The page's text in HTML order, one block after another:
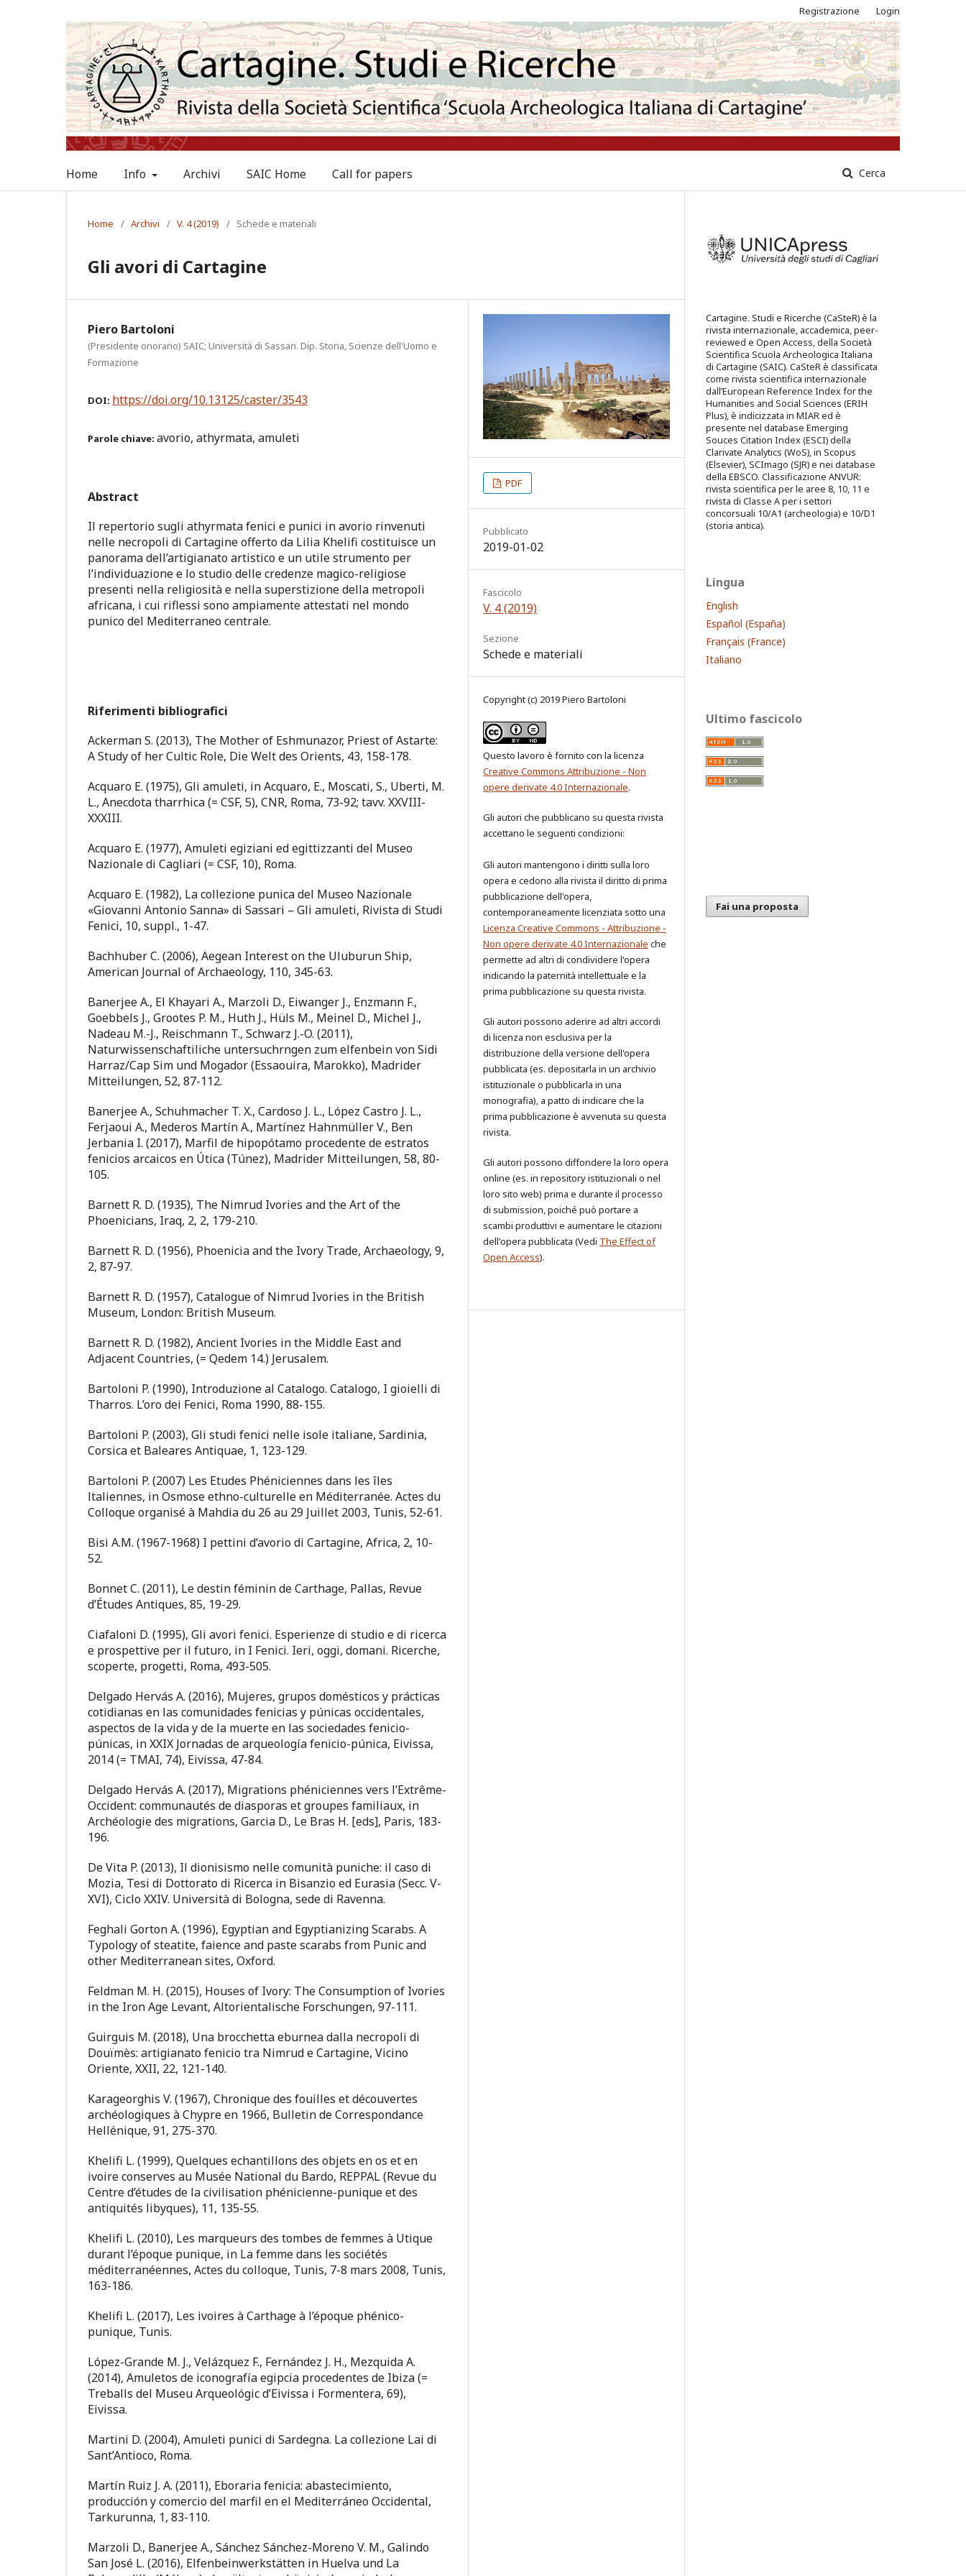
Home Info Archivi SAIC Home Call for papers Cerca
Registrazione Login
Home / Archivi / V. 4 (2019) / Schede e materiali
Gli avori di Cartagine
Piero Bartoloni
(Presidente onorario) SAIC; Università di Sassari. Dip. Storia, Scienze dell'Uomo e
Formazione
DOI: https://doi.org/10.13125/caster/3543
Parole chiave: avorio, athyrmata, amuleti
Abstract
Il repertorio sugli athyrmata fenici e punici in avorio rinvenuti
nelle necropoli di Cartagine offerto da Lilia Khelifi costituisce un
panorama dell’artigianato artistico e un utile strumento per
l’individuazione e lo studio delle credenze magico-religiose
presenti nella religiosità e nella superstizione della metropoli
africana, i cui riflessi sono ampiamente attestati nel mondo
punico del Mediterraneo centrale.
Riferimenti bibliografici
Ackerman S. (2013), The Mother of Eshmunazor, Priest of Astarte:
A Study of her Cultic Role, Die Welt des Orients, 43, 158-178.
Acquaro E. (1975), Gli amuleti, in Acquaro, E., Moscati, S., Uberti, M.
L., Anecdota tharrhica (= CSF, 5), CNR, Roma, 73-92; tavv. XXVIII-
XXXIII.
Acquaro E. (1977), Amuleti egiziani ed egittizzanti del Museo
Nazionale di Cagliari (= CSF, 10), Roma.
Acquaro E. (1982), La collezione punica del Museo Nazionale
«Giovanni Antonio Sanna» di Sassari – Gli amuleti, Rivista di Studi
Fenici, 10, suppl., 1-47.
Bachhuber C. (2006), Aegean Interest on the Uluburun Ship,
American Journal of Archaeology, 110, 345-63.
Banerjee A., El Khayari A., Marzoli D., Eiwanger J., Enzmann F.,
Goebbels J., Grootes P. M., Huth J., Hüls M., Meinel D., Michel J.,
Nadeau M.-J., Reischmann T., Schwarz J.-O. (2011),
Naturwissenschaftiliche untersuchrngen zum elfenbein von Sidi
Harraz/Cap Sim und Mogador (Essaouira, Marokko), Madrider
Mitteilungen, 52, 87-112.
Banerjee A., Schuhmacher T. X., Cardoso J. L., López Castro J. L.,
Ferjaoui A., Mederos Martín A., Martínez Hahnmüller V., Ben
Jerbania I. (2017), Marfil de hipopótamo procedente de estratos
fenicios arcaicos en Útica (Túnez), Madrider Mitteilungen, 58, 80-
105.
Barnett R. D. (1935), The Nimrud Ivories and the Art of the
Phoenicians, Iraq, 2, 2, 179-210.
Barnett R. D. (1956), Phoenicia and the Ivory Trade, Archaeology, 9,
2, 87-97.
Barnett R. D. (1957), Catalogue of Nimrud Ivories in the British
Museum, London: British Museum.
Barnett R. D. (1982), Ancient Ivories in the Middle East and
Adjacent Countries, (= Qedem 14.) Jerusalem.
Bartoloni P. (1990), Introduzione al Catalogo. Catalogo, I gioielli di
Tharros. L’oro dei Fenici, Roma 1990, 88-155.
Bartoloni P. (2003), Gli studi fenici nelle isole italiane, Sardinia,
Corsica et Baleares Antiquae, 1, 123-129.
Bartoloni P. (2007) Les Etudes Phéniciennes dans les îles
ltaliennes, in Osmose ethno-culturelle en Méditerranée. Actes du
Colloque organisé à Mahdia du 26 au 29 Juillet 2003, Tunis, 52-61.
Bisi A.M. (1967-1968) I pettini d’avorio di Cartagine, Africa, 2, 10-
52.
Bonnet C. (2011), Le destin féminin de Carthage, Pallas, Revue
d’Études Antiques, 85, 19-29.
Ciafaloni D. (1995), Gli avori fenici. Esperienze di studio e di ricerca
e prospettive per il futuro, in I Fenici. Ieri, oggi, domani. Ricerche,
scoperte, progetti, Roma, 493-505.
Delgado Hervás A. (2016), Mujeres, grupos domésticos y prácticas
cotidianas en las comunidades fenicias y púnicas occidentales,
aspectos de la vida y de la muerte en las sociedades fenicio-
púnicas, in XXIX Jornadas de arqueología fenicio-púnica, Eivissa,
2014 (= TMAI, 74), Eivissa, 47-84.
Delgado Hervás A. (2017), Migrations phéniciennes vers l’Extrême-
Occident: communautés de diasporas et groupes familiaux, in
Archéologie des migrations, Garcia D., Le Bras H. [eds], Paris, 183-
196.
De Vita P. (2013), Il dionisismo nelle comunità puniche: il caso di
Mozia, Tesi di Dottorato di Ricerca in Bisanzio ed Eurasia (Secc. V-
XVI), Ciclo XXIV. Università di Bologna, sede di Ravenna.
Feghali Gorton A. (1996), Egyptian and Egyptianizing Scarabs. A
Typology of steatite, faience and paste scarabs from Punic and
other Mediterranean sites, Oxford.
Feldman M. H. (2015), Houses of Ivory: The Consumption of Ivories
in the Iron Age Levant, Altorientalische Forschungen, 97-111.
Guirguis M. (2018), Una brocchetta eburnea dalla necropoli di
Douïmès: artigianato fenicio tra Nimrud e Cartagine, Vicino
Oriente, XXII, 22, 121-140.
Karageorghis V. (1967), Chronique des fouilles et découvertes
archéologiques à Chypre en 1966, Bulletin de Correspondance
Hellénique, 91, 275-370.
Khelifi L. (1999), Quelques echantillons des objets en os et en
ivoire conserves au Musée National du Bardo, REPPAL (Revue du
Centre d’études de la civilisation phénicienne-punique et des
antiquités libyques), 11, 135-55.
Khelifi L. (2010), Les marqueurs des tombes de femmes à Utique
durant l’époque punique, in La femme dans les sociétés
méditerranéennes, Actes du colloque, Tunis, 7-8 mars 2008, Tunis,
163-186.
Khelifi L. (2017), Les ivoires à Carthage à l’époque phénico-
punique, Tunis.
López-Grande M. J., Velázquez F., Fernández J. H., Mezquida A.
(2014), Amuletos de iconografía egipcia procedentes de Ibiza (=
Treballs del Museu Arqueológic d’Eivissa i Formentera, 69),
Eivissa.
Martini D. (2004), Amuleti punici di Sardegna. La collezione Lai di
Sant’Antioco, Roma.
Martín Ruiz J. A. (2011), Eboraria fenicia: abastecimiento,
producción y comercio del marfil en el Mediterráneo Occidental,
Tarkurunna, 1, 83-110.
Marzoli D., Banerjee A., Sánchez Sánchez-Moreno V. M., Galindo
San José L. (2016), Elfenbeinwerkstätten in Huelva und La
PDF
Pubblicato
2019-01-02
Fascicolo
V. 4 (2019)
Sezione
Schede e materiali
Copyright (c) 2019 Piero Bartoloni
Questo lavoro è fornito con la licenza
Creative Commons Attribuzione - Non
opere derivate 4.0 Internazionale.
Gli autori che pubblicano su questa rivista
accettano le seguenti condizioni:
Gli autori mantengono i diritti sulla loro
opera e cedono alla rivista il diritto di prima
pubblicazione dell'opera,
contemporaneamente licenziata sotto una
Licenza Creative Commons - Attribuzione -
Non opere derivate 4.0 Internazionale che
permette ad altri di condividere l'opera
indicando la paternità intellettuale e la
prima pubblicazione su questa rivista.
Gli autori possono aderire ad altri accordi
di licenza non esclusiva per la
distribuzione della versione dell'opera
pubblicata (es. depositarla in un archivio
istituzionale o pubblicarla in una
monografia), a patto di indicare che la
prima pubblicazione è avvenuta su questa
rivista.
Gli autori possono diffondere la loro opera
online (es. in repository istituzionali o nel
loro sito web) prima e durante il processo
di submission, poiché può portare a
scambi produttivi e aumentare le citazioni
dell'opera pubblicata (Vedi The Effect of
Open Access).
Cartagine. Studi e Ricerche (CaSteR) è la
rivista internazionale, accademica, peer-
reviewed e Open Access, della Società
Scientifica Scuola Archeologica Italiana
di Cartagine (SAIC). CaSteR è classificata
come rivista scientifica internazionale
dall’European Reference Index for the
Humanities and Social Sciences (ERIH
Plus), è indicizzata in MIAR ed è
presente nel database Emerging
Souces Citation Index (ESCI) della
Clarivate Analytics (WoS), in Scopus
(Elsevier), SCImago (SJR) e nei database
della EBSCO. Classificazione ANVUR:
rivista scientifica per le aree 8, 10, 11 e
rivista di Classe A per i settori
concorsuali 10/A1 (archeologia) e 10/D1
(storia antica).
Lingua
English
Español (España)
Français (France)
Italiano
Ultimo fascicolo
Fai una proposta